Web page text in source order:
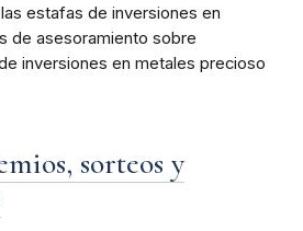
estafas de inversiones en
de asesoramiento sobre
inversiones en metales precioso
sorteos y